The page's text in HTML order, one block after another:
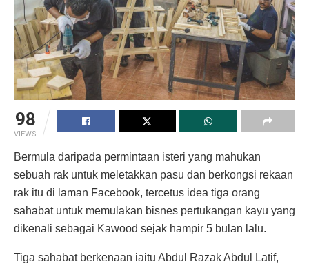
98
VIEWS
Bermula daripada permintaan isteri yang mahukan
sebuah rak untuk meletakkan pasu dan berkongsi rekaan
rak itu di laman Facebook, tercetus idea tiga orang
sahabat untuk memulakan bisnes pertukangan kayu yang
dikenali sebagai Kawood sejak hampir 5 bulan lalu.
Tiga sahabat berkenaan iaitu Abdul Razak Abdul Latif,